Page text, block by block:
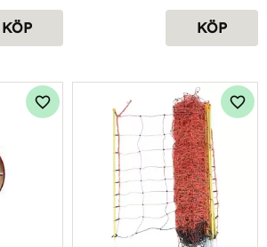
KÖP KÖP
Lägg till i favoriter